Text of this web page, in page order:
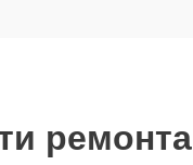
ремонта